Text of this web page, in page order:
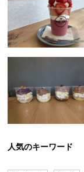
人気のキーワード